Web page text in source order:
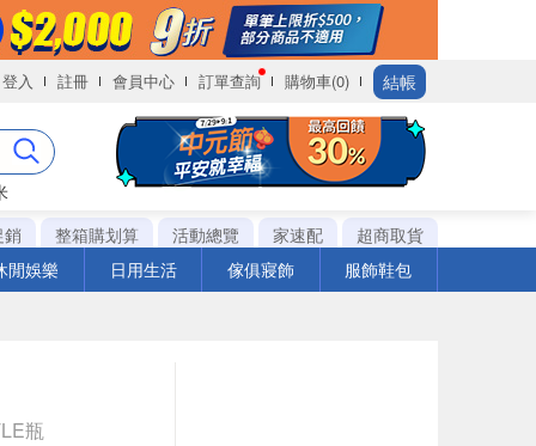
登入 註冊 會員中心 訂單查詢 購物車(0) 結帳
銷
整箱購划算 活動總覽 家速配
超商取貨
閒娛樂
日用生活 傢俱寢飾 服飾鞋包
瓶